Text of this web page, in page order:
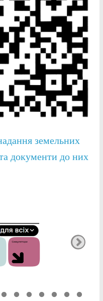
земельних
документи до них